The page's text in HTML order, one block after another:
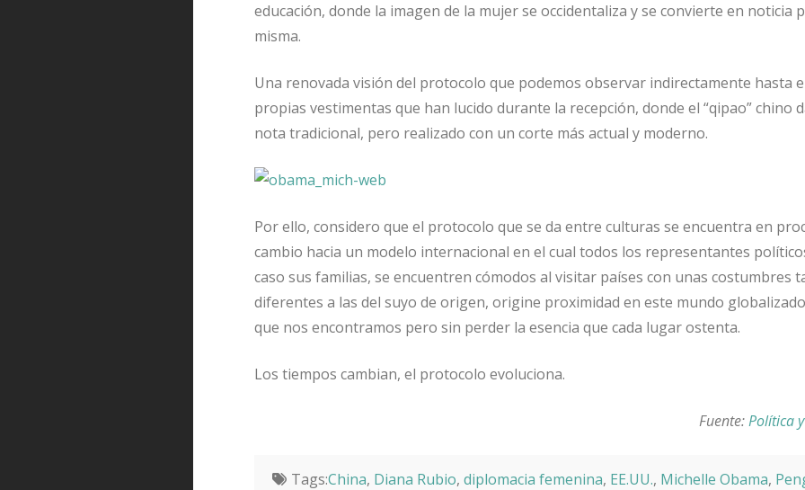
educación, donde la imagen de la mujer se occidentaliza y se convierte en noticia
misma.
Una renovada visión del protocolo que podemos observar indirectamente hasta
propias vestimentas que han lucido durante la recepción, donde el “qipao” chino
nota tradicional, pero realizado con un corte más actual y moderno.
Por ello, considero que el protocolo que se da entre culturas se encuentra en
cambio hacia un modelo internacional en el cual todos los representantes
caso sus familias, se encuentren cómodos al visitar países con unas costumbres
diferentes a las del suyo de origen, origine proximidad en este mundo
que nos encontramos pero sin perder la esencia que cada lugar ostenta.
Los tiempos cambian, el protocolo evoluciona.
Fuente:Política
Tags:China, Diana Rubio, diplomacia femenina, EE.UU., Michelle Obama,